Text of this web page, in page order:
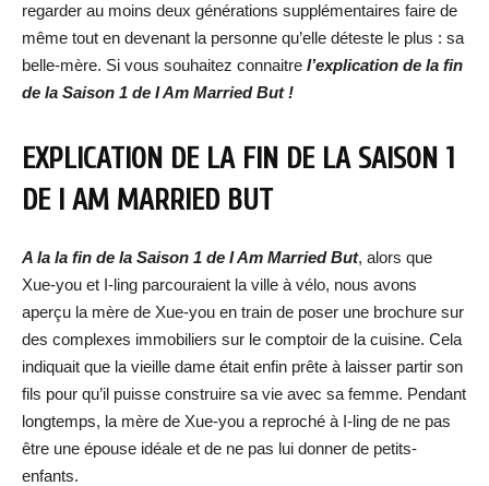
regarder au moins deux générations supplémentaires faire de
même tout en devenant la personne qu’elle déteste le plus : sa
belle-mère. Si vous souhaitez connaitre l’explication de la fin
de la Saison 1 de I Am Married But !
EXPLICATION DE LA FIN DE LA SAISON 1
DE I AM MARRIED BUT
A la la fin de la Saison 1 de I Am Married But, alors que
Xue-you et I-ling parcouraient la ville à vélo, nous avons
aperçu la mère de Xue-you en train de poser une brochure sur
des complexes immobiliers sur le comptoir de la cuisine. Cela
indiquait que la vieille dame était enfin prête à laisser partir son
fils pour qu’il puisse construire sa vie avec sa femme. Pendant
longtemps, la mère de Xue-you a reproché à I-ling de ne pas
être une épouse idéale et de ne pas lui donner de petits-
enfants.